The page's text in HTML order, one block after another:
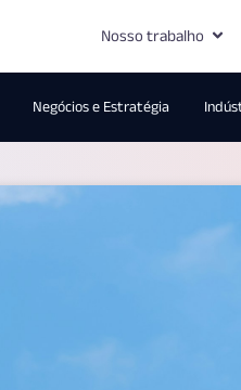
Nosso trabalho
Negócios e Estratégia